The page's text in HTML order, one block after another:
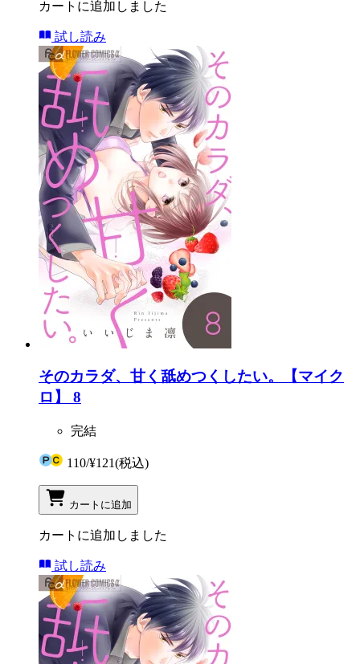
カートに追加しました
試し読み
そのカラダ、甘く舐めつくしたい。【マイク
ロ】 8
完結
110/¥121(税込)
カートに追加
カートに追加しました
試し読み